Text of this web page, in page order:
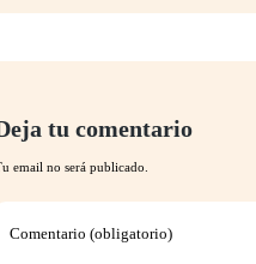
tu comentario
email no será publicado.
Comentario (obligatorio)